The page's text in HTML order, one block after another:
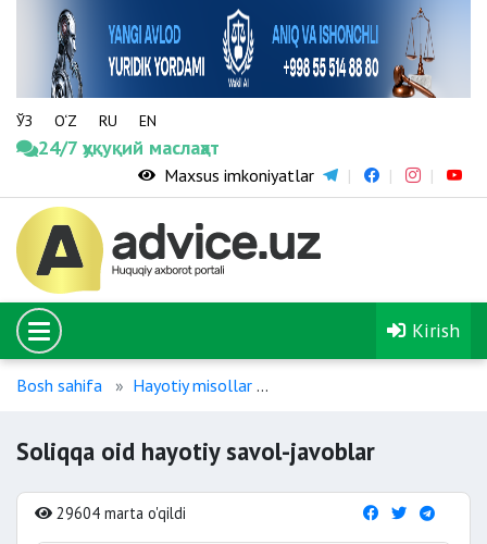
ЎЗ O‘Z RU EN
24/7 ҳуқуқий маслаҳат
Maxsus imkoniyatlar
Kirish
Bosh sahifa Hayotiy misollar
Soliqqa oid hayotiy savol-javoblar
29604 marta o'qildi